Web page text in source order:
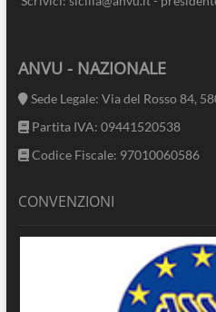
ANVU - NAZIONALE
Sede Legale: Via del Rosso 84,
Partita IVA: 09441520538
Codice Fiscale: 97010060586
CONVENZIONI